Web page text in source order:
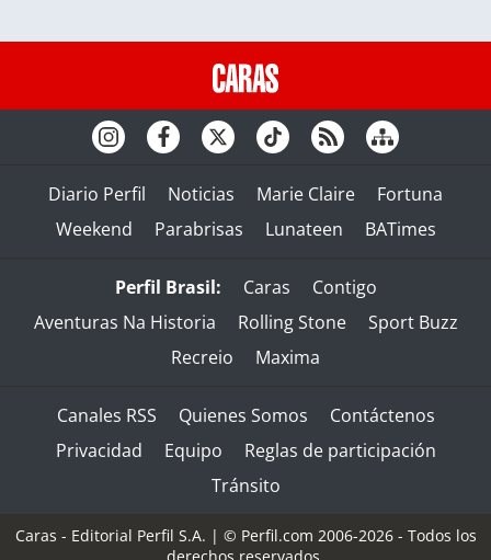
Diario Perfil Noticias Marie Claire
Fortuna
Weekend
Parabrisas Lunateen BATimes
Perfil Brasil: Caras
Contigo
Aventuras Na Historia
Rolling Stone
Sport Buzz
Recreio
Maxima
Canales RSS Quienes Somos
Contáctenos
Privacidad
Equipo
Reglas de participación
Tránsito
Caras - Editorial Perfil S.A. | © Perfil.com 2006-2026 - Todos los